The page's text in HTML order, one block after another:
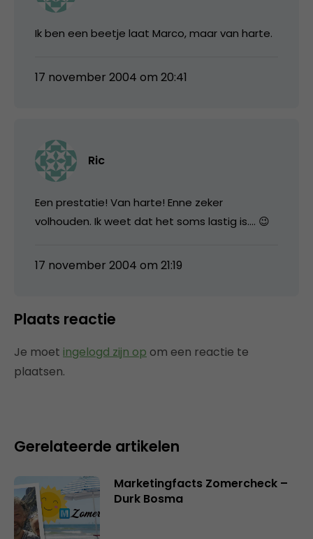
Ik ben een beetje laat Marco, maar van harte.
17 november 2004 om 20:41
Ric
Een prestatie! Van harte! Enne zeker
volhouden. Ik weet dat het soms lastig is…. 😉
17 november 2004 om 21:19
Plaats reactie
Je moet ingelogd zijn op om een reactie te
plaatsen.
Gerelateerde artikelen
Marketingfacts Zomercheck –
Durk Bosma